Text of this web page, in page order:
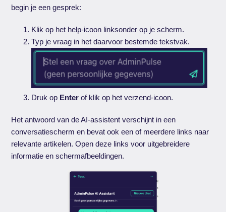
begin je een gesprek:
Klik op het help-icoon linksonder op je scherm.
Typ je vraag in het daarvoor bestemde tekstvak.
Druk op Enter of klik op het verzend-icoon.
Het antwoord van de AI-assistent verschijnt in een
conversatiescherm en bevat ook een of meerdere links naar
relevante artikelen. Open deze links voor uitgebreidere
informatie en schermafbeeldingen.